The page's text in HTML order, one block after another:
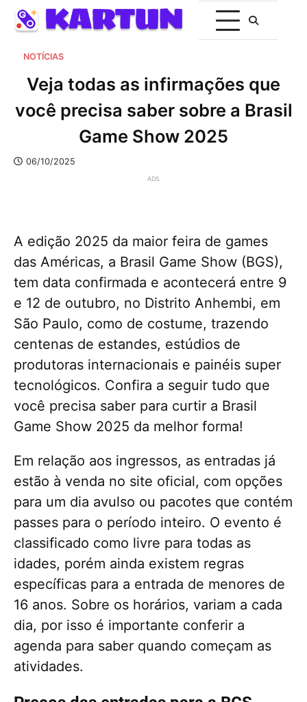
NOTÍCIAS
Veja todas as infirmações que
você precisa saber sobre a Brasil
Game Show 2025
06/10/2025
ADS
A edição 2025 da maior feira de games
das Américas, a Brasil Game Show (BGS),
tem data confirmada e acontecerá entre 9
e 12 de outubro, no Distrito Anhembi, em
São Paulo, como de costume, trazendo
centenas de estandes, estúdios de
produtoras internacionais e painéis super
tecnológicos. Confira a seguir tudo que
você precisa saber para curtir a Brasil
Game Show 2025 da melhor forma!
Em relação aos ingressos, as entradas já
estão à venda no site oficial, com opções
para um dia avulso ou pacotes que contém
passes para o período inteiro. O evento é
classificado como livre para todas as
idades, porém ainda existem regras
específicas para a entrada de menores de
16 anos. Sobre os horários, variam a cada
dia, por isso é importante conferir a
agenda para saber quando começam as
atividades.